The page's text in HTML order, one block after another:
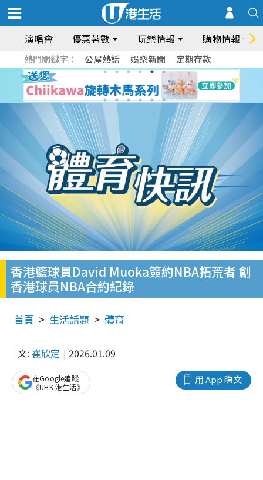
演唱會 優惠著數 玩樂情報 購物情報
熱門關鍵字： 公屋熱話 娛樂新聞 定期存款
香港籃球員David Muoka簽約NBA拓荒者 創
香港球員NBA合約紀錄
首頁 生活話題 體育
文: 崔欣定 2026.01.09
用 App 睇文
在Google追蹤
《UHK 港生活》